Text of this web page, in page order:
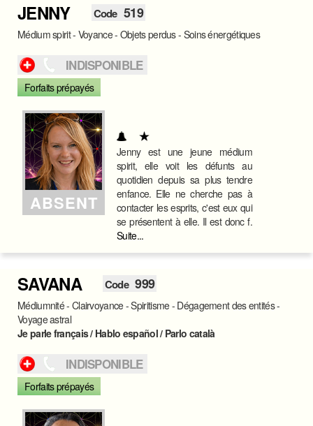
JENNY Code 519
Médium spirit - Voyance - Objets perdus - Soins énergétiques
INDISPONIBLE
Forfaits prépayés
ABSENT
Jenny est une jeune médium
spirit, elle voit les défunts au
quotidien depuis sa plus tendre
enfance. Elle ne cherche pas à
contacter les esprits, c'est eux qui
se présentent à elle. Il est donc f.
Suite...
SAVANA Code 999
Médiumnité - Clairvoyance - Spiritisme - Dégagement des entités -
Voyage astral
Je parle français / Hablo español / Parlo català
INDISPONIBLE
Forfaits prépayés